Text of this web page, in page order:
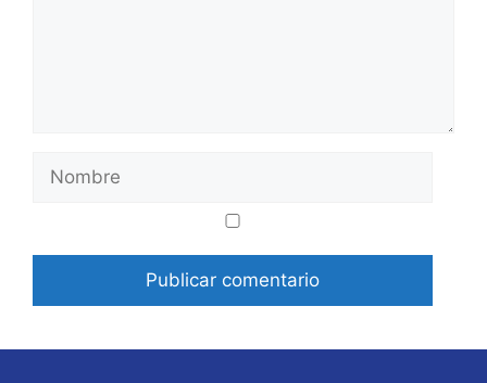
electrónico